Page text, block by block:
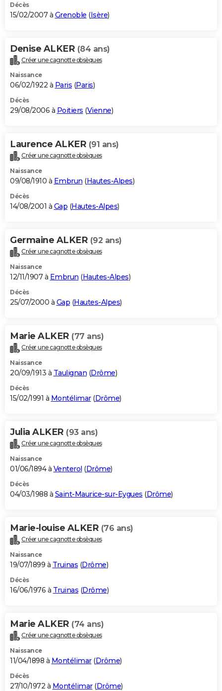
Décès
15/02/2007 à Grenoble (Isère)
Denise ALKER (84 ans)
Créer une cagnotte obsèques
Naissance
06/02/1922 à Paris (Paris)
Décès
29/08/2006 à Poitiers (Vienne)
Laurence ALKER (91 ans)
Créer une cagnotte obsèques
Naissance
09/08/1910 à Embrun (Hautes-Alpes)
Décès
14/08/2001 à Gap (Hautes-Alpes)
Germaine ALKER (92 ans)
Créer une cagnotte obsèques
Naissance
12/11/1907 à Embrun (Hautes-Alpes)
Décès
25/07/2000 à Gap (Hautes-Alpes)
Marie ALKER (77 ans)
Créer une cagnotte obsèques
Naissance
20/09/1913 à Taulignan (Drôme)
Décès
15/02/1991 à Montélimar(Drôme)
Julia ALKER (93 ans)
Créer une cagnotte obsèques
Naissance
01/06/1894 à Venterol (Drôme)
Décès
04/03/1988 à Saint-Maurice-sur-Eygues (Drôme)
Marie-louise ALKER (76 ans)
Créer une cagnotte obsèques
Naissance
19/07/1899 à Truinas (Drôme)
Décès
16/06/1976 à Truinas (Drôme)
Marie ALKER (74 ans)
Créer une cagnotte obsèques
Naissance
11/04/1898 à Montélimar(Drôme)
Décès
27/10/1972 à Montélimar(Drôme)